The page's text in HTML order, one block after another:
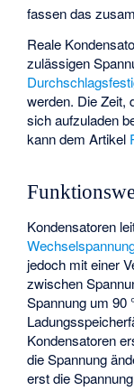
fassen das
Reale
zulässigen
werden. Die Zeit,
sich aufzuladen
kann dem Artikel
Kondensatoren
jedoch mit einer
zwischen
Spannung um 90
Kondensatoren
die Spannung
erst die